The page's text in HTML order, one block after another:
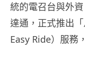
統的電召台與外
達通，正式推出
Easy Ride）服務